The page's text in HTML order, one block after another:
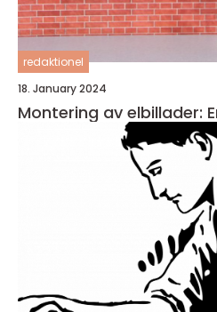
redaktionel
18. January 2024
Montering av elbillader: